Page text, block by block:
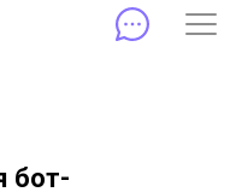
бот-